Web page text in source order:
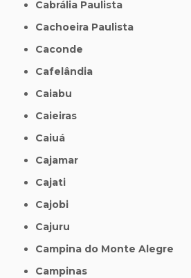
Cabrália Paulista
Cachoeira Paulista
Caconde
Cafelândia
Caiabu
Caieiras
Caiuá
Cajamar
Cajati
Cajobi
Cajuru
Campina do Monte Alegre
Campinas